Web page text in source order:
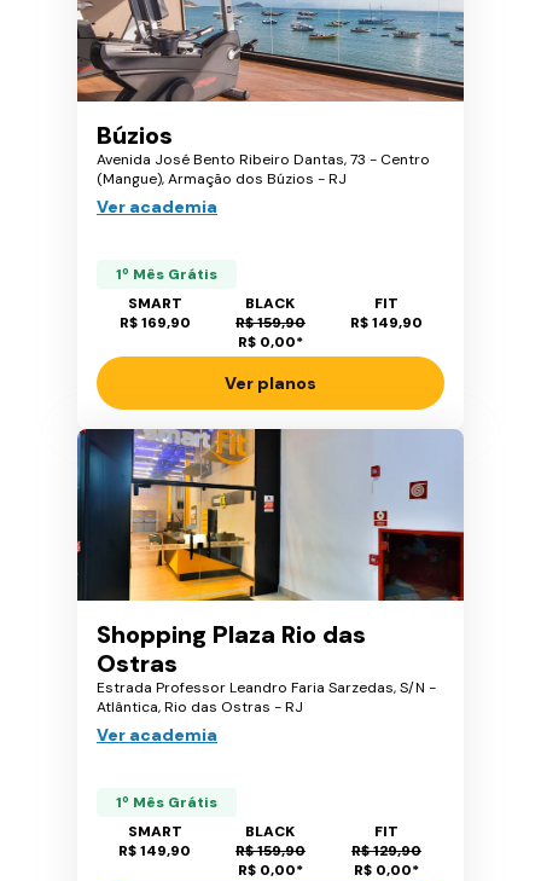
Búzios
Avenida José Bento Ribeiro Dantas, 73 - Centro
(Mangue), Armação dos Búzios - RJ
Ver academia
1º Mês Grátis
SMART
R$ 169,90
BLACK
R$ 159,90
R$ 0,00*
FIT
R$ 149,90
Ver planos
Shopping Plaza Rio das
Ostras
Estrada Professor Leandro Faria Sarzedas, S/N -
Atlântica, Rio das Ostras - RJ
Ver academia
1º Mês Grátis
SMART
R$ 149,90
BLACK
R$ 159,90
R$ 0,00*
FIT
R$ 129,90
R$ 0,00*